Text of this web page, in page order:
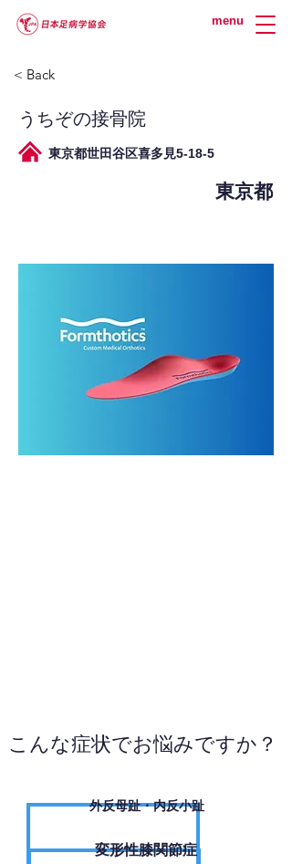
menu
< Back
うちぞの接骨院
東京都世田谷区喜多見5-18-5
東京都
こんな症状でお悩みですか？
外反母趾・内反小趾
変形性膝関節症